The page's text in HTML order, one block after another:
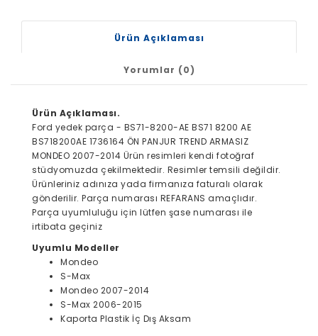
Ürün Açıklaması
Yorumlar (0)
Ürün Açıklaması.
Ford yedek parça - BS71-8200-AE BS71 8200 AE
BS718200AE 1736164 ÖN PANJUR TREND ARMASIZ
MONDEO 2007-2014 Ürün resimleri kendi fotoğraf
stüdyomuzda çekilmektedir. Resimler temsili değildir.
Ürünleriniz adınıza yada firmanıza faturalı olarak
gönderilir. Parça numarası REFARANS amaçlıdır.
Parça uyumluluğu için lütfen şase numarası ile
irtibata geçiniz
Uyumlu Modeller
Mondeo
S-Max
Mondeo 2007-2014
S-Max 2006-2015
Kaporta Plastik İç Dış Aksam